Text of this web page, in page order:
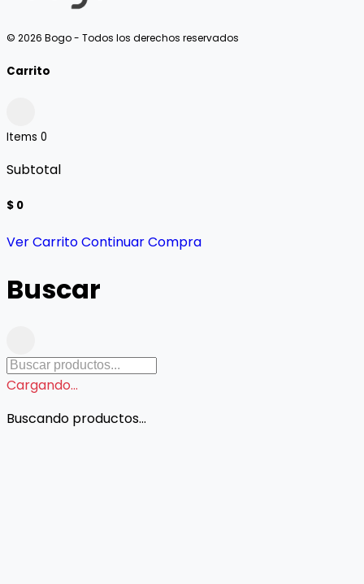
© 2026 Bogo - Todos los derechos reservados
Carrito
Items 0
Subtotal
$ 0
Ver CarritoContinuar Compra
Buscar
Cargando...
Buscando productos...